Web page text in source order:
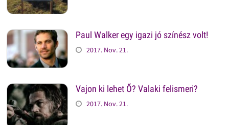
Paul Walker egy igazi jó színész volt!
2017. Nov. 21.
Vajon ki lehet Ő? Valaki felismeri?
2017. Nov. 21.